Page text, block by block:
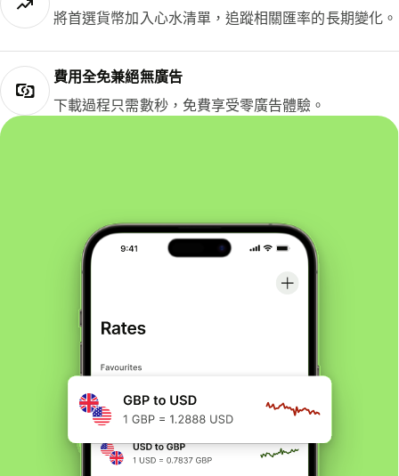
將首選貨幣加入心水清單，追蹤相關匯率的長期變化。
費用全免兼絕無廣告
下載過程只需數秒，免費享受零廣告體驗。